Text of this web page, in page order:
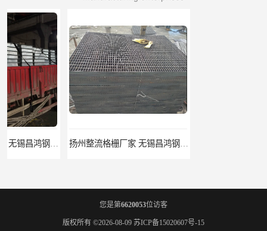
扬州整流格栅厂家 无锡昌鸿钢格板有限公司
您是第6620053位访客
版权所有 ©2026-08-09 苏ICP备15020607号-15